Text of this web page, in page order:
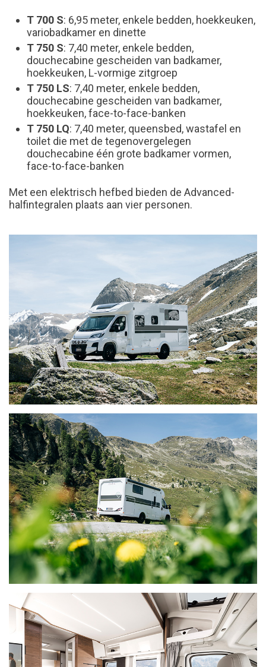
T 700 S: 6,95 meter, enkele bedden, hoekkeuken,
variobadkamer en dinette
T 750 S: 7,40 meter, enkele bedden,
douchecabine gescheiden van badkamer,
hoekkeuken, L-vormige zitgroep
T 750 LS: 7,40 meter, enkele bedden,
douchecabine gescheiden van badkamer,
hoekkeuken, face-to-face-banken
T 750 LQ: 7,40 meter, queensbed, wastafel en
toilet die met de tegenovergelegen
douchecabine één grote badkamer vormen,
face-to-face-banken
Met een elektrisch hefbed bieden de Advanced-
halfintegralen plaats aan vier personen.